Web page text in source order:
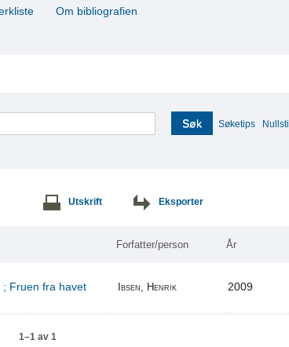
Om bibliografien
Søk Søketips Nullstill
Utskrift Eksporter
Forfatter/person År
; Fruen fra havet Ibsen, Henrik 2009
1–1 av 1